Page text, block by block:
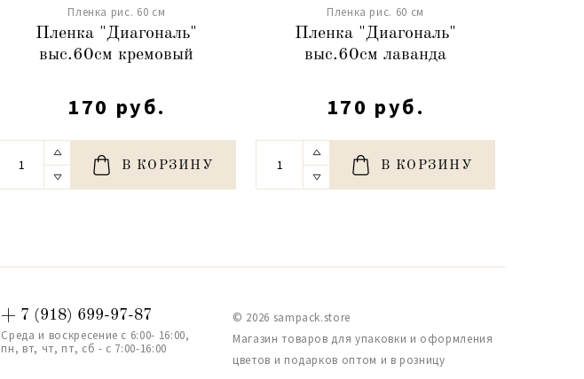
Пленка рис. 60 см
Пленка "Диагональ"
выс.60см кремовый
170 руб.
В КОРЗИНУ
Пленка рис. 60 см
Пленка "Диагональ"
выс.60см лаванда
170 руб.
В КОРЗИНУ
+ 7 (918) 699-97-87
Среда и воскресение с 6:00- 16:00,
пн, вт, чт, пт, сб - с 7:00-16:00
© 2026 sampack.store
Магазин товаров для упаковки и оформления
цветов и подарков оптом и в розницу